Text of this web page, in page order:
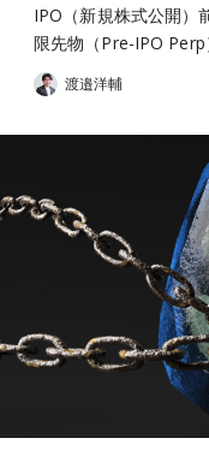
IPO（新規株式公開）
限先物（Pre-IPO
渡邉洋輔